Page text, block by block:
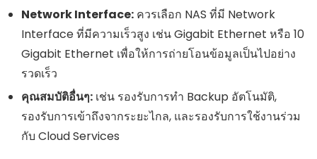
Network Interface: ควรเลือก NAS ที่มี Network
Interface ที่มีความเร็วสูง เช่น Gigabit Ethernet หรือ 10
Gigabit Ethernet เพื่อให้การถ่ายโอนข้อมูลเป็นไปอย่าง
รวดเร็ว
คุณสมบัติอื่นๆ: เช่น รองรับการทำ Backup อัตโนมัติ,
รองรับการเข้าถึงจากระยะไกล, และรองรับการใช้งานร่วม
กับ Cloud Services